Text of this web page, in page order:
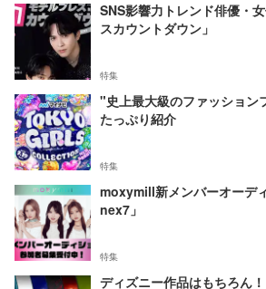
SNS影響力トレンド俳優・
スカウントダウン」
特集
"史上最大級のファッション
たっぷり紹介
特集
moxymill新メンバーオーデ
nex7」
特集
ディズニー作品はもちろん